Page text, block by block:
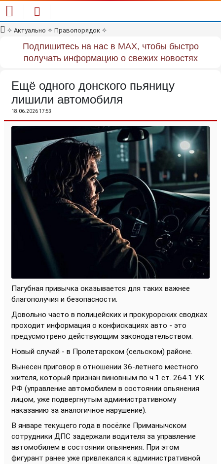
✧ Актуально ✧ Правопорядок ✧
Подпишитесь на нас в MAX, чтобы быстро
получать информацию о свежих новостях
Ещё одного донского пьяницу
лишили автомобиля
18.06.2026 17:53
Пагубная привычка оказывается для таких важнее
благополучия и безопасности.
Довольно часто в полицейских и прокурорских сводках
проходит информация о конфискациях авто - это
предусмотрено действующим законодательством.
Новый случай - в Пролетарском (сельском) районе.
Вынесен приговор в отношении 36-летнего местного
жителя, который признан виновным по ч.1 ст. 264.1 УК
РФ (управление автомобилем в состоянии опьянения
лицом, уже подвергнутым административному
наказанию за аналогичное нарушение).
В январе текущего года в посёлке Приманычском
сотрудники ДПС задержали водителя за управление
автомобилем в состоянии опьянения. При этом
фигурант ранее уже привлекался к административной